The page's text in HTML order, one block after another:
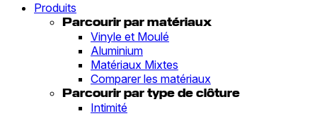
Produits
Parcourir par matériaux
Vinyle et Moulé
Aluminium
Matériaux Mixtes
Comparer les matériaux
Parcourir par type de clôture
Intimité